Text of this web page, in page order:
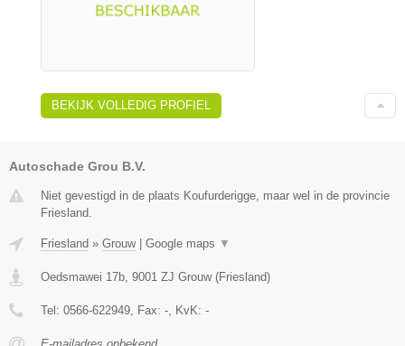
BEKIJK VOLLEDIG PROFIEL
Autoschade Grou B.V.
Niet gevestigd in de plaats Koufurderigge, maar wel in de provincie
Friesland.
Friesland » Grouw| Google maps ▼
Oedsmawei 17b, 9001 ZJ Grouw(Friesland)
Tel: 0566-622949, Fax: -, KvK: -